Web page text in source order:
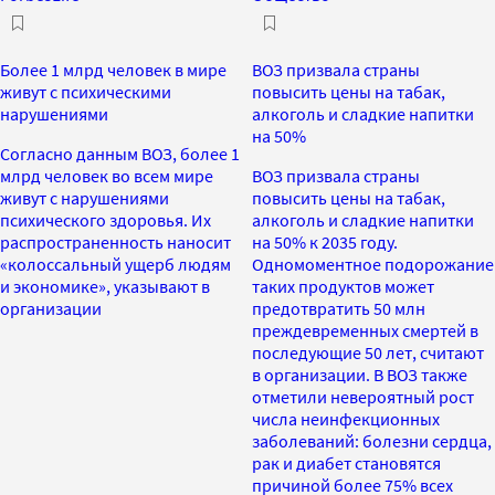
Более 1 млрд человек в мире
живут с психическими
нарушениями
Согласно данным ВОЗ, более 1
млрд человек во всем мире
живут с нарушениями
психического здоровья. Их
распространенность наносит
«колоссальный ущерб людям
и экономике», указывают в
организации
ВОЗ призвала страны
повысить цены на табак,
алкоголь и сладкие напитки
на 50%
ВОЗ призвала страны
повысить цены на табак,
алкоголь и сладкие напитки
на 50% к 2035 году.
Одномоментное подорожание
таких продуктов может
предотвратить 50 млн
преждевременных смертей в
последующие 50 лет, считают
в организации. В ВОЗ также
отметили невероятный рост
числа неинфекционных
заболеваний: болезни сердца,
рак и диабет становятся
причиной более 75% всех